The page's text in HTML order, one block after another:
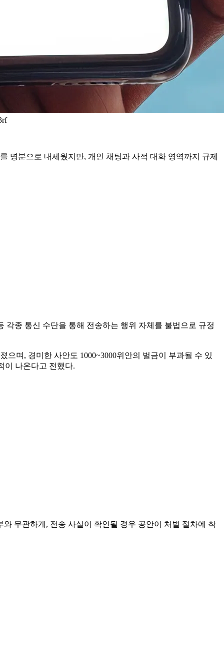
명분으로 내세웠지만, 개인 채팅과 사적 대화 영역까지 규제
각종 통신 수단을 통해 전송하는 행위 자체를 불법으로 규정
으며, 경미한 사안도 1000~3000위안의 벌금이 부과될 수 있
이 나온다고 전했다.
무관하게, 전송 사실이 확인될 경우 공안이 처벌 절차에 착